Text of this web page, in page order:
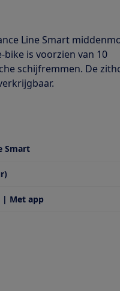
Line Smart
bike is voorzien van 10
schijfremmen. De
Smart
| Met app